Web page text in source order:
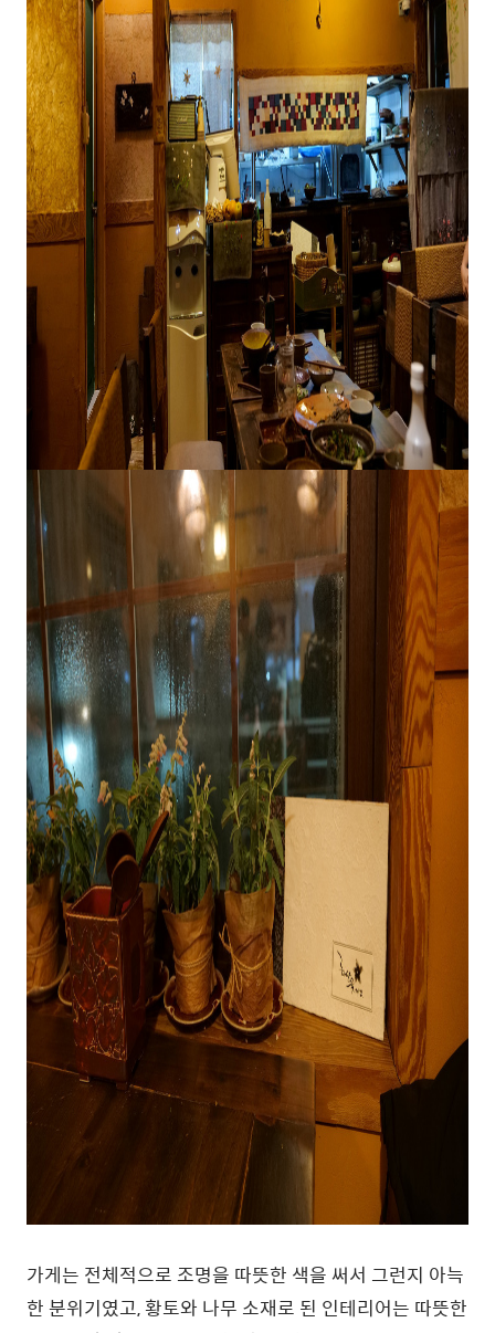
가게는 전체적으로 조명을 따뜻한 색을 써서 그런지 아늑
한 분위기였고, 황토와 나무 소재로 된 인테리어는 따뜻한